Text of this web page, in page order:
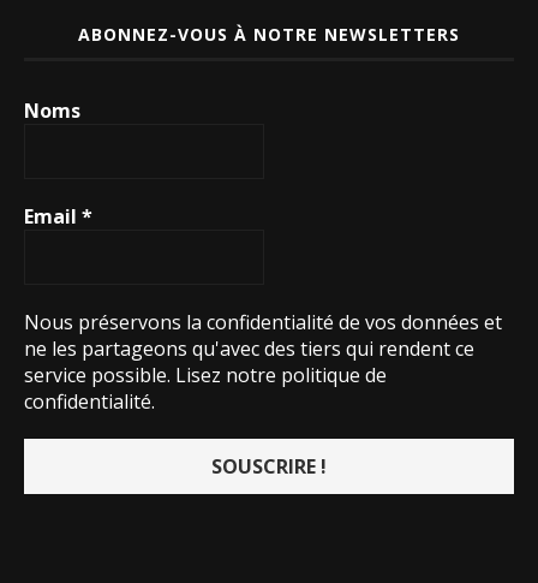
ABONNEZ-VOUS À NOTRE NEWSLETTERS
Noms
Email *
Nous préservons la confidentialité de vos données et
ne les partageons qu'avec des tiers qui rendent ce
service possible. Lisez notre politique de
confidentialité.